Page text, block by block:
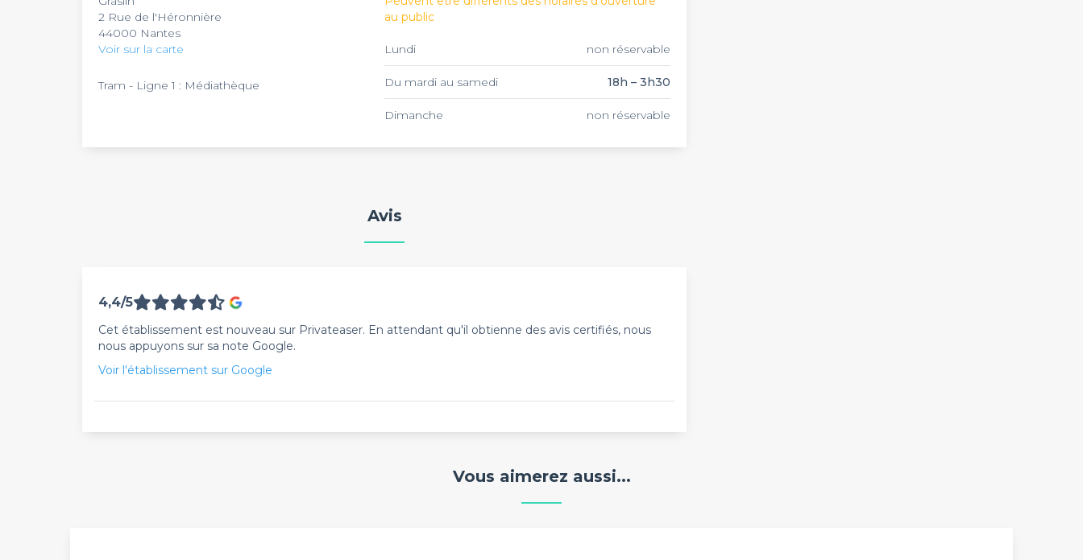
2 Rue de l'Héronnière
44000 Nantes
Voir sur la carte
Tram - Ligne 1 : Médiathèque
au public
Lundi non réservable
Du mardi au samedi 18h – 3h30
Dimanche non réservable
Avis
4,4/5
Cet établissement est nouveau sur Privateaser. En attendant qu'il obtienne des avis certifiés, nous
nous appuyons sur sa note Google.
Voir l'établissement sur Google
Vous aimerez aussi...